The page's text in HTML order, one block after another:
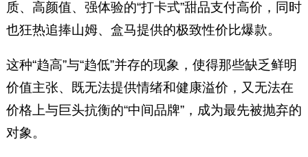
质、高颜值、强体验的“打卡式”甜品支付高价，同时
也狂热追捧山姆、盒马提供的极致性价比爆款。
这种“趋高”与“趋低”并存的现象，使得那些缺乏鲜明
价值主张、既无法提供情绪和健康溢价，又无法在
价格上与巨头抗衡的“中间品牌”，成为最先被抛弃的
对象。